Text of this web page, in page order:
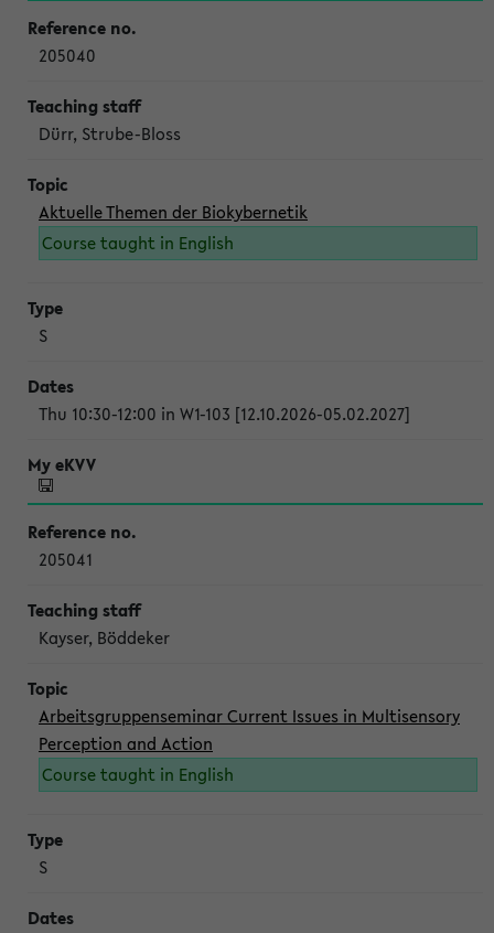
205040
Dürr, Strube-Bloss
Aktuelle Themen der Biokybernetik
Course taught in English
S
Thu 10:30-12:00 in W1-103 [12.10.2026-05.02.2027]
205041
Kayser, Böddeker
Arbeitsgruppenseminar Current Issues in Multisensory
Perception and Action
Course taught in English
S